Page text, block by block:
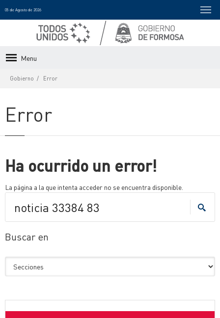
05 de Agosto de 2026
Menu
Gobierno Error
Error
Ha ocurrido un error!
La página a la que intenta acceder no se encuentra disponible.
Buscar en